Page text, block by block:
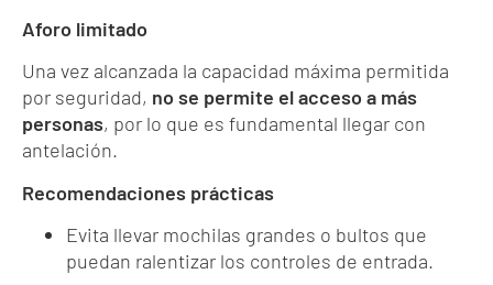
Aforo limitado
Una vez alcanzada la capacidad máxima permitida
por seguridad, no se permite el acceso a más
personas, por lo que es fundamental llegar con
antelación.
Recomendaciones prácticas
Evita llevar mochilas grandes o bultos que
puedan ralentizar los controles de entrada.